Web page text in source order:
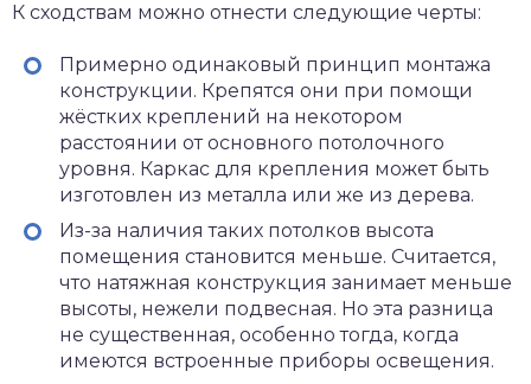
К сходствам можно отнести следующие черты:
Примерно одинаковый принцип монтажа
конструкции. Крепятся они при помощи
жёстких креплений на некотором
расстоянии от основного потолочного
уровня. Каркас для крепления может быть
изготовлен из металла или же из дерева.
Из-за наличия таких потолков высота
помещения становится меньше. Считается,
что натяжная конструкция занимает меньше
высоты, нежели подвесная. Но эта разница
не существенная, особенно тогда, когда
имеются встроенные приборы освещения.